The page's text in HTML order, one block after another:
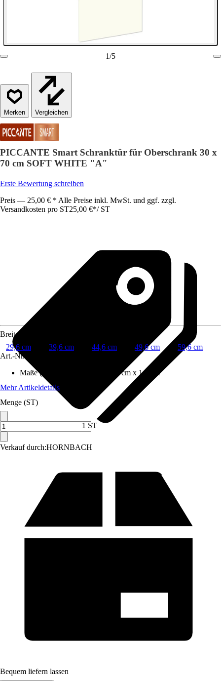
1/5
Vergleichen
PICCANTE Smart Schranktür für Oberschrank 30 x
70 cm SOFT WHITE "A"
Erste Bewertung schreiben
Preis — 25,00 € * Alle Preise inkl. MwSt. und ggf. zzgl.
Versandkosten pro ST25,00 €*/ ST
Verkauf durch:HORNBACH
Breite
29,6 cm
39,6 cm 44,6 cm 49,6 cm
59,6 cm
Art.-Nr.
Maße (BxHxT)
29.6 cm x 70.0 cm x 1.6 cm
Mehr Artikeldetails
Menge (ST)
1 ST
Bequem liefern lassen